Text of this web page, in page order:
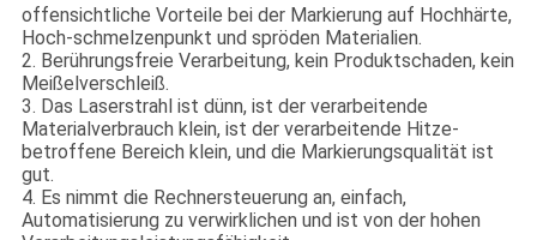
offensichtliche Vorteile bei der Markierung auf Hochhärte,
Hoch-schmelzenpunkt und spröden Materialien.
2. Berührungsfreie Verarbeitung, kein Produktschaden, kein
Meißelverschleiß.
3. Das Laserstrahl ist dünn, ist der verarbeitende
Materialverbrauch klein, ist der verarbeitende Hitze-
betroffene Bereich klein, und die Markierungsqualität ist
gut.
4. Es nimmt die Rechnersteuerung an, einfach,
Automatisierung zu verwirklichen und ist von der hohen